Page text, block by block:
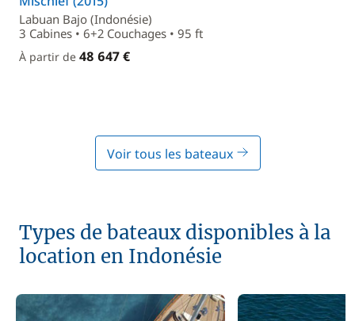
Labuan Bajo (Indonésie)
3 Cabines • 6+2 Couchages • 95 ft
À partir de 48 647 €
Voir tous les bateaux
Types de bateaux disponibles à la
location en Indonésie